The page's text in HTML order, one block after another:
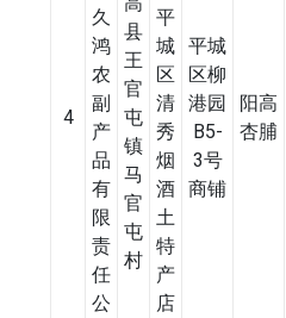
4
久
鸿
农
副
产
品
有
限
责
任
公
县
王
官
屯
镇
马
官
屯
村
平
城
区
清
秀
烟
酒
土
特
产
店
平城
区柳
港园
B5-
3号
商铺
阳高
杏脯